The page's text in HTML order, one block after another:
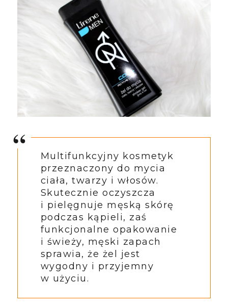
Multifunkcyjny kosmetyk
przeznaczony do mycia
ciała, twarzy i włosów.
Skutecznie oczyszcza
i pielęgnuje męską skórę
podczas kąpieli, zaś
funkcjonalne opakowanie
i świeży, męski zapach
sprawia, że żel jest
wygodny i przyjemny
w użyciu.